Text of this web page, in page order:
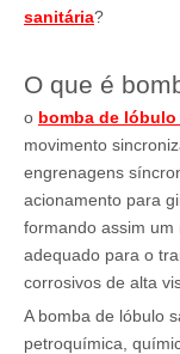
sanitária?
O que é
o bomba de
movimento
engrenagens
acionamento para
formando assim
adequado para o
corrosivos de alta
A bomba de lóbulo
petroquímica,